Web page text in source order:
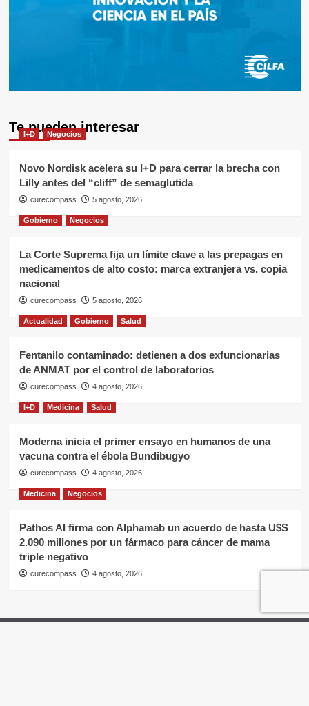
Te pueden interesar
I+D Negocios
Novo Nordisk acelera su I+D para cerrar la brecha con
Lilly antes del “cliff” de semaglutida
curecompass 5 agosto, 2026
Gobierno Negocios
La Corte Suprema fija un límite clave a las prepagas en
medicamentos de alto costo: marca extranjera vs. copia
nacional
curecompass 5 agosto, 2026
Actualidad Gobierno Salud
Fentanilo contaminado: detienen a dos exfuncionarias
de ANMAT por el control de laboratorios
curecompass 4 agosto, 2026
I+D Medicina Salud
Moderna inicia el primer ensayo en humanos de una
vacuna contra el ébola Bundibugyo
curecompass 4 agosto, 2026
Medicina Negocios
Pathos AI firma con Alphamab un acuerdo de hasta U$S
2.090 millones por un fármaco para cáncer de mama
triple negativo
curecompass 4 agosto, 2026